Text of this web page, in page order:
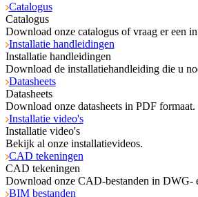
Catalogus
Catalogus
Download onze catalogus of vraag er een
Installatie handleidingen
Installatie handleidingen
Download de installatiehandleiding die u
Datasheets
Datasheets
Download onze datasheets in PDF formaat.
Installatie video's
Installatie video's
Bekijk al onze installatievideos.
CAD tekeningen
CAD tekeningen
Download onze CAD-bestanden in DWG-
BIM bestanden